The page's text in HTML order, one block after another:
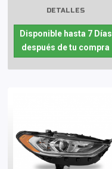
DETALLES
Disponible hasta 7 Días
después de tu compra